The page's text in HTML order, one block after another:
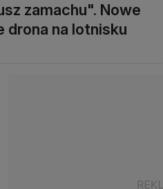
zamachu". Nowe
drona na lotnisku